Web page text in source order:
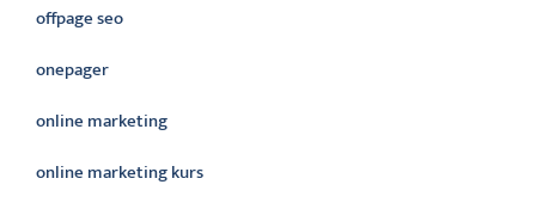
offpage seo
onepager
online marketing
online marketing kurs